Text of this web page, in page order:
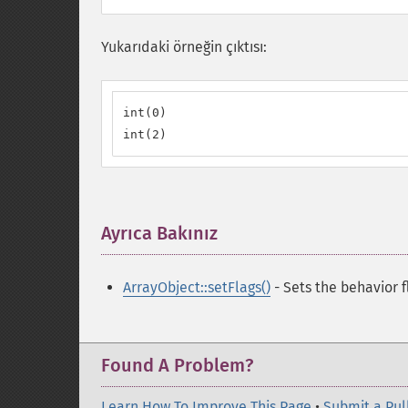
Yukarıdaki örneğin çıktısı:
int(0)
int(2)
Ayrıca Bakınız
ArrayObject::setFlags() - Sets the behavior
Found A Problem?